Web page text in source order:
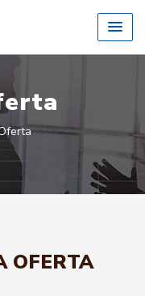
OFERTA